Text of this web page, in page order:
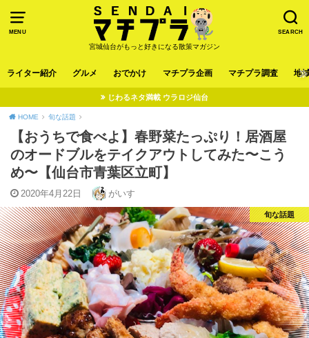
MENU SEARCH
宮城仙台がもっと好きになる散策マガジン
ライター紹介 グルメ おでかけ マチプラ企画 マチプラ調査 地
じわるネタ満載 ウラロジ仙台
HOME 旬な話題
【おうちで食べよ】春野菜たっぷり！居酒屋
のオードブルをテイクアウトしてみた〜こう
め〜【仙台市青葉区立町】
2020年4月22日 がいす
旬な話題